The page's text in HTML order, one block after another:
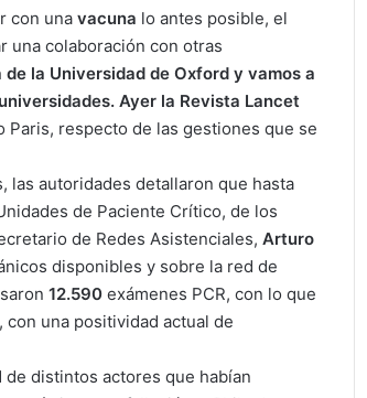
con una vacuna lo antes posible, el
una colaboración con otras
la Universidad de Oxford y vamos a
Ayer la Revista Lancet
Paris, respecto de las gestiones que se
las autoridades detallaron que hasta
de Paciente Crítico, de los
de Redes Asistenciales, Arturo
disponibles y sobre la red de
12.590 exámenes PCR, con lo que
con una positividad actual de
distintos actores que habían